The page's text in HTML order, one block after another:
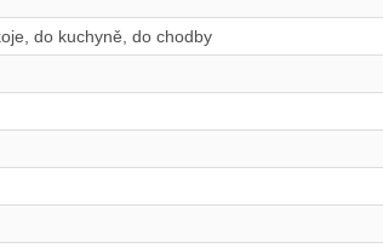
do kuchyně, do chodby